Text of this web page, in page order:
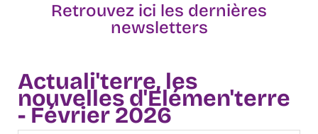
Retrouvez ici les dernières
newsletters
Actuali'terre, les
nouvelles d'Elémen'terre
- Février 2026